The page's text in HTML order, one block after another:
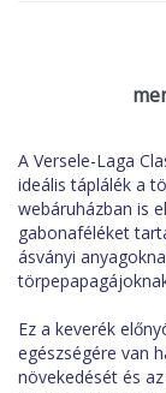
A Versele-Laga
ideális táplálék a
webáruházban is
gabonaféléket
ásványi
Ez a keverék
egészségére van
növekedését és